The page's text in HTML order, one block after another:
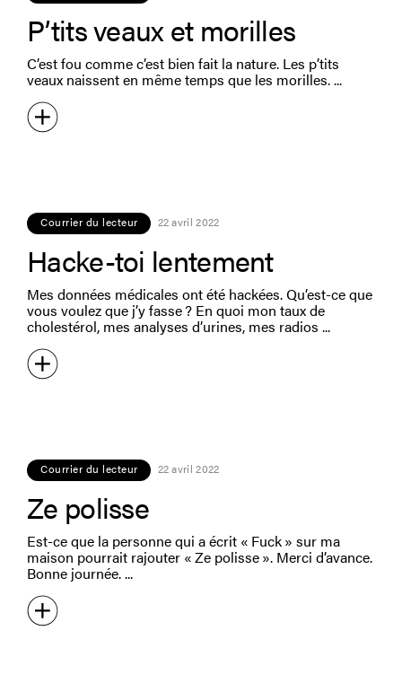
P’tits veaux et morilles
C’est fou comme c’est bien fait la nature. Les p’tits
veaux naissent en même temps que les morilles.
Courrier du lecteur 22 avril 2022
Hacke-toi lentement
Mes données médicales ont été hackées. Qu’est-ce que
vous voulez que j’y fasse ? En quoi mon taux de
cholestérol, mes analyses d’urines, mes radios
Courrier du lecteur 22 avril 2022
Ze polisse
Est-ce que la personne qui a écrit « Fuck » sur ma
maison pourrait rajouter « Ze polisse ». Merci d’avance.
Bonne journée.